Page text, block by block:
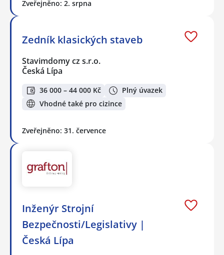
Zveřejněno: 2. srpna
Zedník klasických staveb
Stavimdomy cz s.r.o.
Česká Lípa
36 000 – 44 000 Kč
Plný úvazek
Vhodné také pro cizince
Zveřejněno: 31. července
Inženýr Strojní
Bezpečnosti/Legislativy |
Česká Lípa